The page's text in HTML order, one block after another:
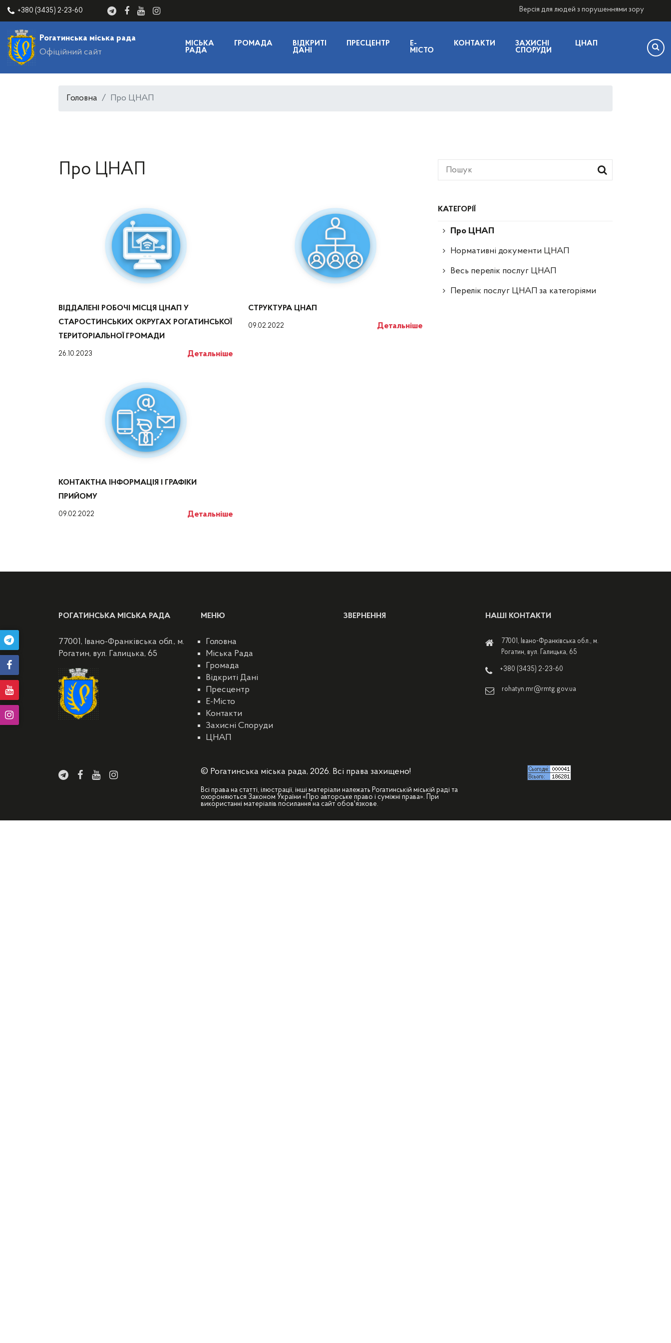
+380 (3435) 2-23-60 Версія для людей з порушеннями зору
Рогатинська міська рада
Офіційний сайт
МІСЬКА
РАДА
ГРОМАДА
ВІДКРИТІ
ДАНІ
ПРЕСЦЕНТР
E-
МІСТО
КОНТАКТИ
ЗАХИСНІ
СПОРУДИ
ЦНАП
Головна Про ЦНАП
КАТЕГОРІЇ
Про ЦНАП
Нормативні документи ЦНАП
Весь перелік послуг ЦНАП
Перелік послуг ЦНАП за категоріями
Про ЦНАП
ВІДДАЛЕНІ РОБОЧІ МІСЦЯ ЦНАП У
СТАРОСТИНСЬКИХ ОКРУГАХ РОГАТИНСЬКОЇ
ТЕРИТОРІАЛЬНОЇ ГРОМАДИ
26.10.2023 Детальніше
СТРУКТУРА ЦНАП
09.02.2022 Детальніше
КОНТАКТНА ІНФОРМАЦІЯ І ГРАФІКИ
ПРИЙОМУ
09.02.2022 Детальніше
РОГАТИНСЬКА МІСЬКА РАДА
77001, Івано-Франківська обл., м.
Рогатин, вул. Галицька, 65
МЕНЮ
Головна
Міська Рада
Громада
Відкриті Дані
Пресцентр
E-Місто
Контакти
Захисні Споруди
ЦНАП
ЗВЕРНЕННЯ НАШІ КОНТАКТИ
77001, Івано-Франківська обл., м.
Рогатин, вул. Галицька, 65
+380 (3435) 2-23-60
rohatyn.mr@rmtg.gov.ua
© Рогатинська міська рада, 2026. Всі права захищено!
Всі права на статті, ілюстрації, інші матеріали належать Рогатинській міській раді та
охороняються Законом України «Про авторське право і суміжні права». При
використанні матеріалів посилання на сайт обов'язкове.